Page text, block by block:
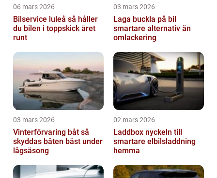
06 mars 2026
Bilservice luleå så håller
du bilen i toppskick året
runt
03 mars 2026
Laga buckla på bil
smartare alternativ än
omlackering
03 mars 2026
Vinterförvaring båt så
skyddas båten bäst under
lågsäsong
02 mars 2026
Laddbox nyckeln till
smartare elbilsladdning
hemma